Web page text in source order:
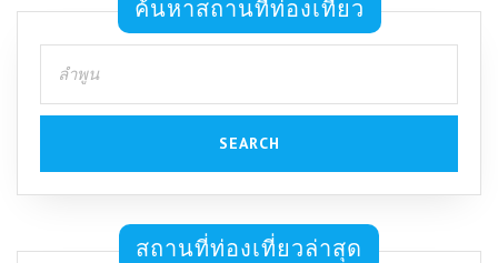
ค้นหาสถานที่ท่องเที่ยว
for:
สถานที่ท่องเที่ยวล่าสุด